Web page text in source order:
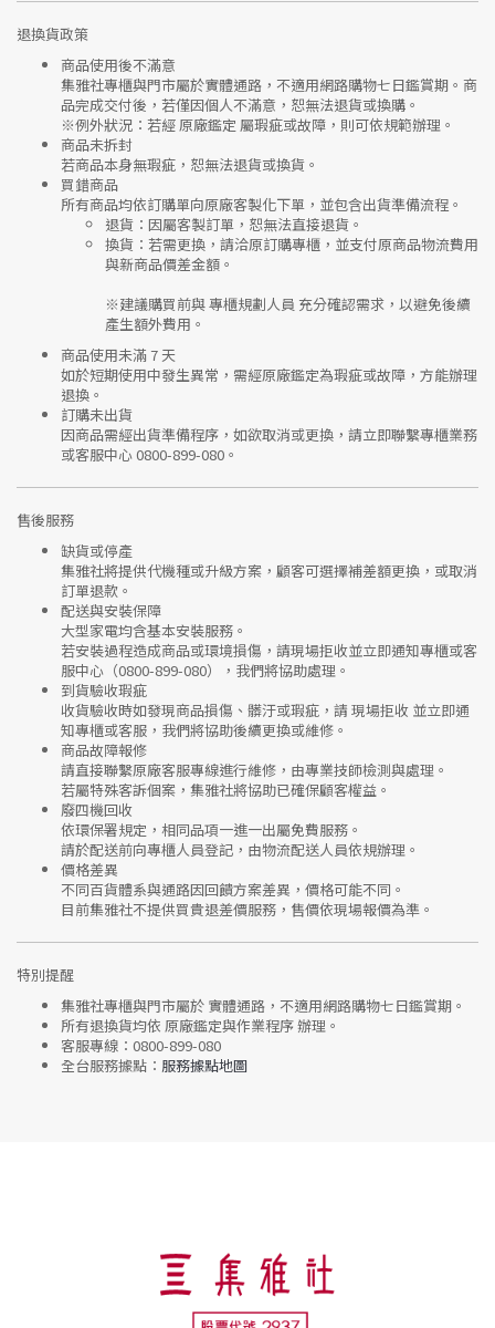
退換貨政策
商品使用後不滿意
集雅社專櫃與門市屬於實體通路，不適用網路購物七日鑑賞期 。商
品完成交付後，若僅因個人不滿意，恕無法退貨或換購。
※例外狀況：若經 原廠鑑定 屬瑕疵或故障，則可依規範辦理。
商品未拆封
若商品本身無瑕疵，恕無法退貨或換貨。
買錯商品
所有商品均依訂購單向原廠客製化下單 ，並包含出貨準備流程。
退貨 ：因屬客製訂單，恕無法直接退貨。
換貨 ：若需更換，請洽原訂購專櫃，並支付原商品物流費用
與新商品價差金額 。
※建議購買前與專櫃規劃人員 充分確認需求，以避免後續
產生額外費用。
商品使用未滿 7 天
如於短期使用中發生異常，需經原廠鑑定為瑕疵或故障，方能辦理
退換。
訂購未出貨
因商品需經出貨準備程序，如欲取消或更換，請立即聯繫專櫃業務
或客服中心 0800-899-080 。
售後服務
缺貨或停產
集雅社將提供代機種或升級方案 ，顧客可選擇補差額更換，或取消
訂單退款。
配送與安裝保障
大型家電均含基本安裝服務。
若安裝過程造成商品或環境損傷，請現場拒收並立即通知專櫃或客
服中心 （0800-899-080），我們將協助處理。
到貨驗收瑕疵
收貨驗收時如發現商品損傷、髒汙或瑕疵 ，請 現場拒收 並立即通
知專櫃或客服，我們將協助後續更換或維修。
商品故障報修
請直接聯繫原廠客服專線進行維修，由專業技師檢測與處理。
若屬特殊客訴個案，集雅社將協助已確保顧客權益。
廢四機回收
依環保署規定，相同品項一進一出屬免費服務。
請於配送前向專櫃人員登記，由物流配送人員依規辦理。
價格差異
不同百貨體系與通路因回饋方案差異，價格可能不同。
目前集雅社不提供買貴退差價服務 ，售價依現場報價為準。
特別提醒
集雅社專櫃與門市屬於 實體通路，不適用網路購物七日鑑賞期 。
所有退換貨均依 原廠鑑定與作業程序辦理。
客服專線： 0800-899-080
全台服務據點： 服務據點地圖